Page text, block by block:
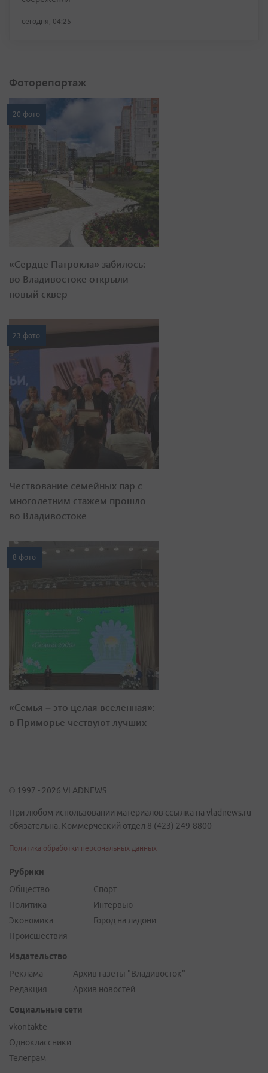
сегодня, 04:25
Фоторепортаж
20 фото
«Сердце Патрокла» забилось:
во Владивостоке открыли
новый сквер
23 фото
Чествование семейных пар с
многолетним стажем прошло
во Владивостоке
8 фото
«Семья – это целая вселенная»:
в Приморье чествуют лучших
© 1997 - 2026 VLADNEWS
При любом использовании материалов ссылка на vladnews.ru
обязательна. Коммерческий отдел 8 (423) 249-8800
Политика обработки персональных данных
Рубрики
Общество
Политика
Экономика
Происшествия
Спорт
Интервью
Город на ладони
Издательство
Реклама
Редакция
Архив газеты "Владивосток"
Архив новостей
Социальные сети
vkontakte
Одноклассники
Телеграм